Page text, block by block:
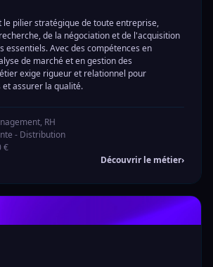
le pilier stratégique de toute entreprise,
de la négociation et de l'acquisition
essentiels. Avec des compétences en
de marché et en gestion des
exige rigueur et relationnel pour
assurer la qualité.
RH
- Distribution
€
Découvrir le métier›